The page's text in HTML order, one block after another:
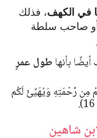
في الكهف، فذلك
صاحب سلطة
بأنهاطول عمرٍ
مِن رَّحْمَتِهِ وَيُهَيِّئْ لَكُم
شاهين